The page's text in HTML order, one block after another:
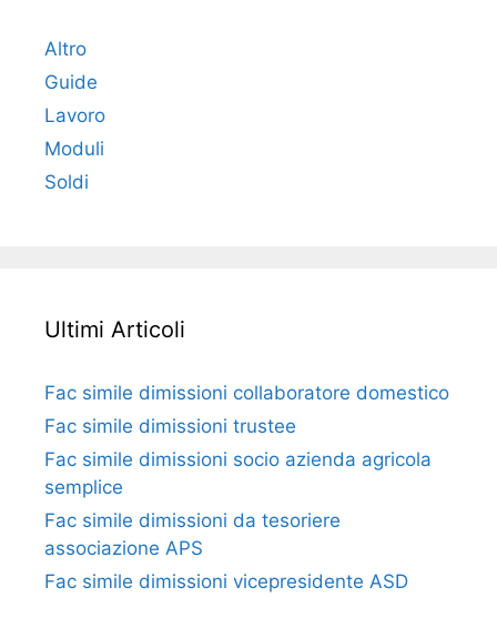
Altro
Guide
Lavoro
Moduli
Soldi
Ultimi Articoli
Fac simile dimissioni collaboratore domestico​​​
Fac simile dimissioni trustee​​​
Fac simile ​dimissioni socio azienda agricola
semplice​​​
Fac simile dimissioni da tesoriere
associazione APS​​
Fac simile dimissioni vicepresidente ASD​​